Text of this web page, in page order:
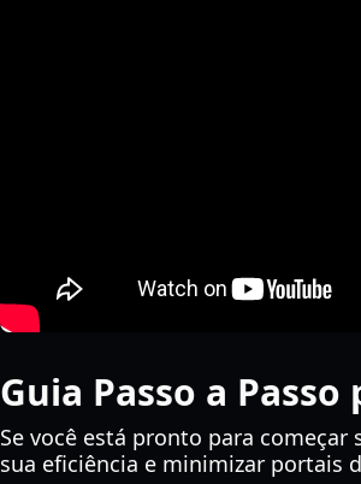
Guia Passo a
Se você está pronto para
sua eficiência e minimizar portais